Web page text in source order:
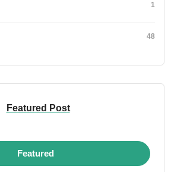
1
48
Featured Post
Featured